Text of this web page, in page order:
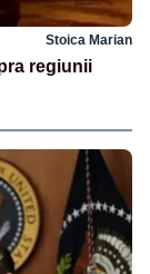
Stoica Marian
regiunii